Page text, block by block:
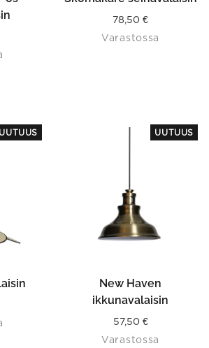
78,50 €
Varastossa
UUTUUS UUTUUS
New Haven
ikkunavalaisin
57,50 €
Varastossa